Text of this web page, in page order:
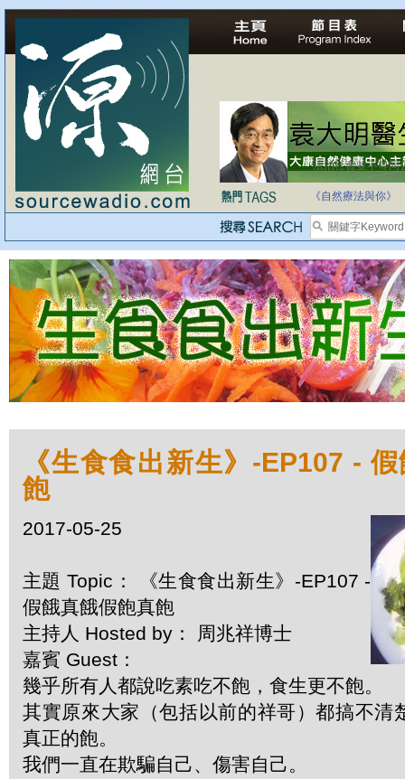
法治社會並不等同
自家教育合法化-
《自然療法與你》
《生食食出新生》-EP107 -
飽
2017-05-25
主題 Topic： 《生食食出新生》-EP107 -
假餓真餓假飽真飽
主持人 Hosted by： 周兆祥博士
嘉賓 Guest：
幾乎所有人都說吃素吃不飽，食生更不飽。
其實原來大家（包括以前的祥哥）都搞不清
真正的飽。
我們一直在欺騙自己、傷害自己。